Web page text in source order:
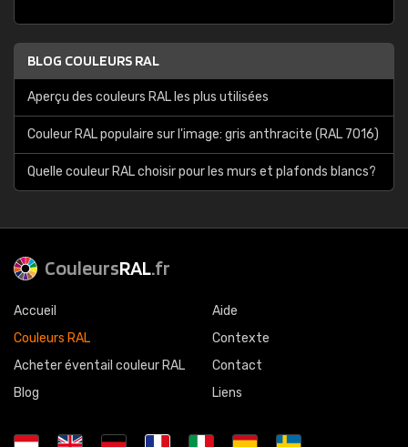
BLOG COULEURS RAL
Aperçu des couleurs RAL les plus utilisées
Couleur RAL populaire sur l'image: gris anthracite (RAL 7016)
Quelle couleur RAL choisir pour les murs et plafonds blancs?
CouleursRAL.fr
Accueil
Couleurs RAL
Acheter éventail couleur RAL
Blog
Aide
Contexte
Contact
Liens